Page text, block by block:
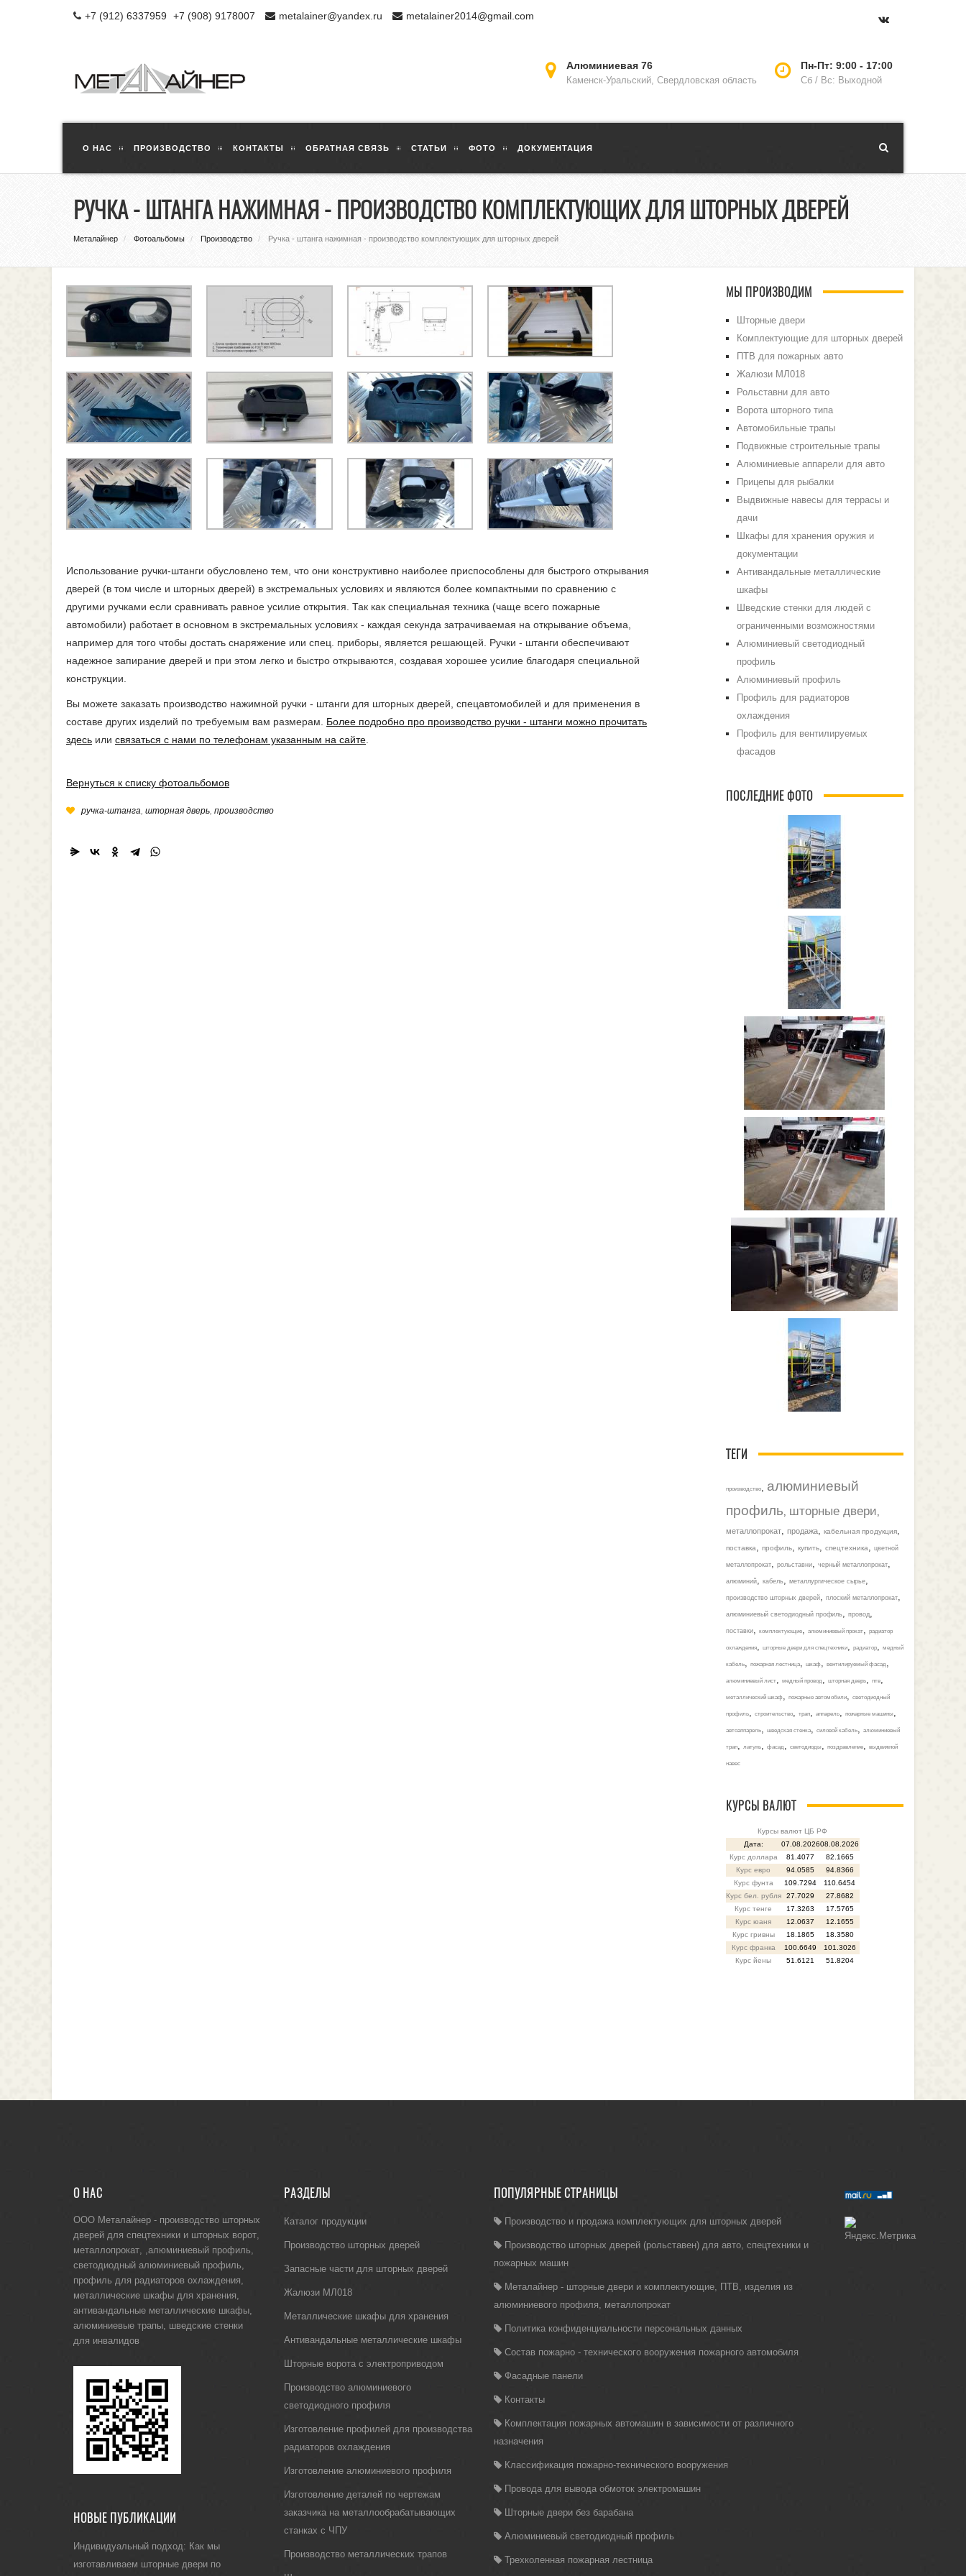
+7 (912) 6337959 +7 (908) 9178007 metalainer@yandex.ru metalainer2014@gmail.com
Пн-Пт: 9:00 - 17:00
Сб / Вс: Выходной
Алюминиевая 76
Каменск-Уральский, Свердловская область
О НАС ПРОИЗВОДСТВО КОНТАКТЫ ОБРАТНАЯ СВЯЗЬ СТАТЬИ ФОТО ДОКУМЕНТАЦИЯ
РУЧКА - ШТАНГА НАЖИМНАЯ - ПРОИЗВОДСТВО КОМПЛЕКТУЮЩИХ ДЛЯ ШТОРНЫХ ДВЕРЕЙ
Металайнер Фотоальбомы Производство Ручка - штанга нажимная - производство комплектующих для шторных дверей
Использование ручки-штанги обусловлено тем, что они конструктивно наиболее приспособлены для быстрого открывания
дверей (в том числе и шторных дверей) в экстремальных условиях и являются более компактными по сравнению с
другими ручками если сравнивать равное усилие открытия. Так как специальная техника (чаще всего пожарные
автомобили) работает в основном в экстремальных условиях - каждая секунда затрачиваемая на открывание объема,
например для того чтобы достать снаряжение или спец. приборы, является решающей. Ручки - штанги обеспечивают
надежное запирание дверей и при этом легко и быстро открываются, создавая хорошее усилие благодаря специальной
конструкции.
Вы можете заказать производство нажимной ручки - штанги для шторных дверей, спецавтомобилей и для применения в
составе других изделий по требуемым вам размерам. Более подробно про производство ручки - штанги можно прочитать
здесь или связаться с нами по телефонам указанным на сайте
Вернуться к списку фотоальбомов
ручка-штанга, шторная дверь, производство
МЫ ПРОИЗВОДИМ
Шторные двери
Комплектующие для шторных дверей
ПТВ для пожарных авто
Жалюзи МЛ018
Рольставни для авто
Ворота шторного типа
Автомобильные трапы
Подвижные строительные трапы
Алюминиевые аппарели для авто
Прицепы для рыбалки
Выдвижные навесы для террасы и
дачи
Шкафы для хранения оружия и
документации
Антивандальные металлические
шкафы
Шведские стенки для людей с
ограниченными возможностями
Алюминиевый светодиодный
профиль
Алюминиевый профиль
Профиль для радиаторов
охлаждения
Профиль для вентилируемых
фасадов
ПОСЛЕДНИЕ ФОТО
ТЕГИ
производство, алюминиевый
профиль шторные двери
металлопрокат, продажа, кабельная продукция,
поставка профиль, купить, спецтехника
цветной
металлопрокат, рольставни, черный металлопрокат,
алюминий, кабель, металлургическое сырье,
производство шторных дверей, плоский металлопрокат,
алюминиевый светодиодный профиль, провод,
поставки, комплектующие, алюминиевый прокат, радиатор
охлаждения, шторные двери для спецтехники, радиатор, медный
кабель, пожарная лестница, шкаф, вентилируемый фасад
алюминиевый лист, медный провод шторная дверь, птв,
металлический шкаф, пожарные автомобили, светодиодный
профиль, строительство, трап, аппарель, пожарные машины,
автоаппарель, шведская стенка, силовой кабель, алюминиевый
трап, латунь, фасад светодиоды, поздравление, выдвижной
навес
КУРСЫ ВАЛЮТ
Курсы валют ЦБ РФ
Дата:
07.08.202608.08.2026
Курс доллара
81.4077
82.1665
Курс евро
94.0585
94.8366
Курс фунта
109.7294
110.6454
Курс бел. рубля 27.7029
27.8682
Курс тенге
17.3263
17.5765
Курс юаня
12.0637
12.1655
Курс гривны
18.1865
18.3580
Курс франка
100.6649
101.3026
Курс йены
51.6121 51.8204
О НАС
ООО Металайнер - производство шторных
дверей для спецтехники и шторных ворот
металлопрокат
алюминиевый профиль
светодиодный алюминиевый профиль
профиль для радиаторов охлаждения
металлические шкафы для хранения
антивандальные металлические шкафы
алюминиевые трапы шведские стенки
для инвалидов
НОВЫЕ ПУБЛИКАЦИИ
Индивидуальный подход: Как мы
изготавливаем шторные двери по
РАЗДЕЛЫ
Каталог продукции
Производство шторных дверей
Запасные части для шторных дверей
Жалюзи МЛ018
Металлические шкафы для хранения
Антивандальные металлические шкафы
Шторные ворота с электроприводом
Производство алюминиевого
светодиодного профиля
Изготовление профилей для производства
радиаторов охлаждения
Изготовление алюминиевого профиля
Изготовление деталей по чертежам
заказчика на металлообрабатывающих
станках с ЧПУ
Производство металлических трапов
ПОПУЛЯРНЫЕ СТРАНИЦЫ
Производство и продажа комплектующих для шторных дверей
Производство шторных дверей (рольставен) для авто, спецтехники и
пожарных машин
Металайнер - шторные двери и комплектующие, ПТВ, изделия из
алюминиевого профиля, металлопрокат
Политика конфиденциальности персональных данных
Состав пожарно - технического вооружения пожарного автомобиля
Фасадные панели
Контакты
Комплектация пожарных автомашин в зависимости от различного
назначения
Классификация пожарно-технического вооружения
Провода для вывода обмоток электромашин
Шторные двери без барабана
Алюминиевый светодиодный профиль
Трехколенная пожарная лестница